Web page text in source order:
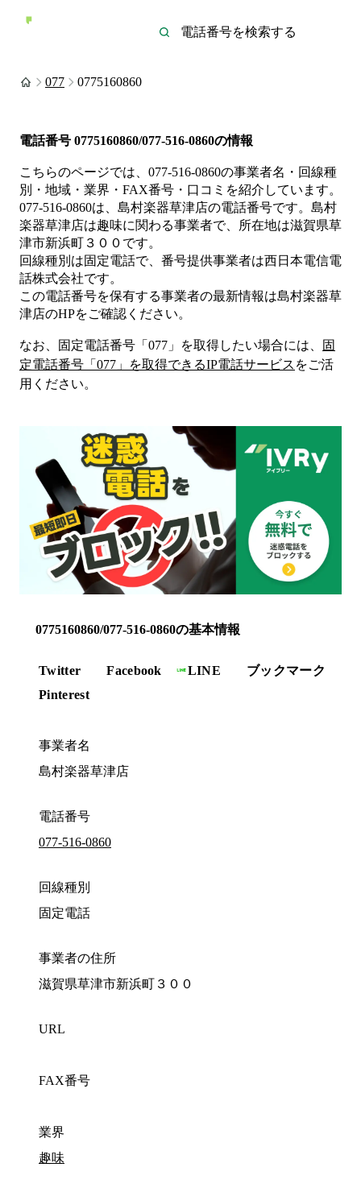
077 0775160860
電話番号 0775160860/077-516-0860の情報
こちらのページでは、 077-516-0860の事業者名・回線種
別・地域・業界・FAX番号・口コミを紹介しています。
077-516-0860は、 島村楽器草津店の電話番号です。 島村
楽器草津店は趣味に関わる事業者で、所在地は滋賀県草
津市新浜町３００ です。
回線種別は固定電話で、番号提供事業者は西日本電信電
話株式会社です。
この電話番号を保有する事業者の最新情報は島村楽器草
津店のHPをご確認ください。
なお、固定電話番号「 077 」を取得したい場合には、
固
定電話番号「 077 」を取得できるIP電話サービス をご活
用ください。
0775160860/077-516-0860の基本情報
Twitter Facebook LINE
ブックマーク
Pinterest
事業者名
島村楽器草津店
電話番号
077-516-0860
回線種別
固定電話
事業者の住所
滋賀県草津市新浜町３００
URL
FAX番号
業界
趣味